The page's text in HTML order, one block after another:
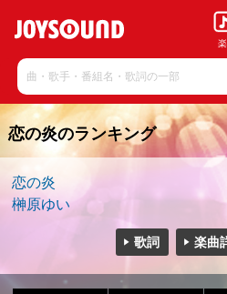
恋の炎のランキング
恋の炎
榊原ゆい
歌詞 楽曲